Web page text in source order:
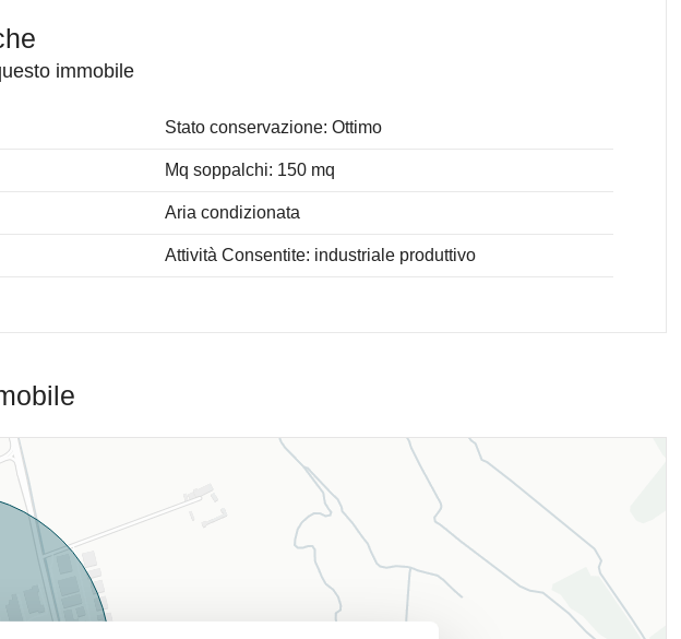
immobile
Stato conservazione: Ottimo
Mq soppalchi: 150 mq
Aria condizionata
Attività Consentite: industriale produttivo